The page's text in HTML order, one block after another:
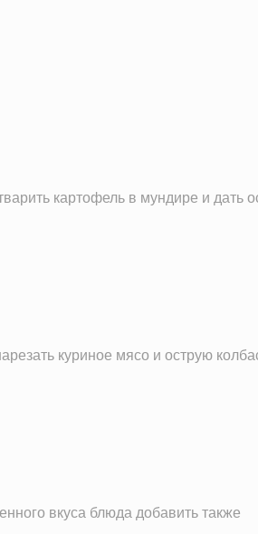
картофель в мундире и дать
куриное мясо и острую
вкуса блюда добавить также